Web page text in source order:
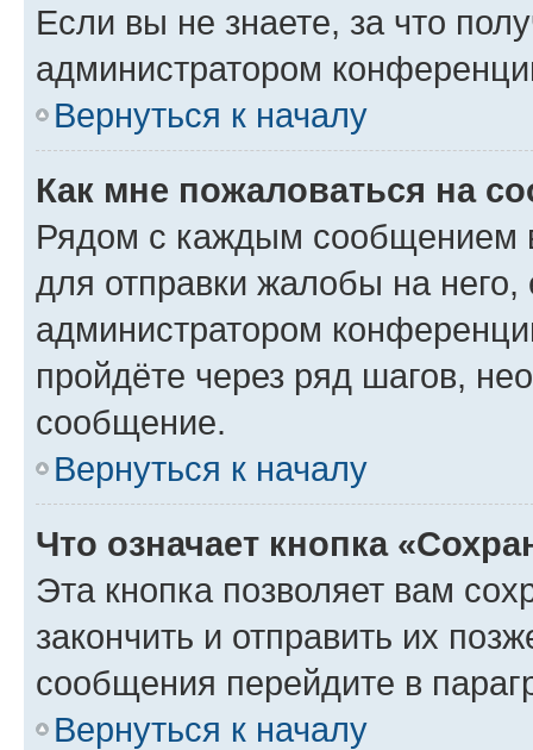
Если вы не знаете, за что
администратором
Вернуться к началу
Как мне пожаловаться на
Рядом с каждым сообщением
для отправки жалобы на
администратором
пройдёте через ряд шагов,
сообщение.
Вернуться к началу
Что означает кнопка
Эта кнопка позволяет вам
закончить и отправить их
сообщения перейдите в
Вернуться к началу